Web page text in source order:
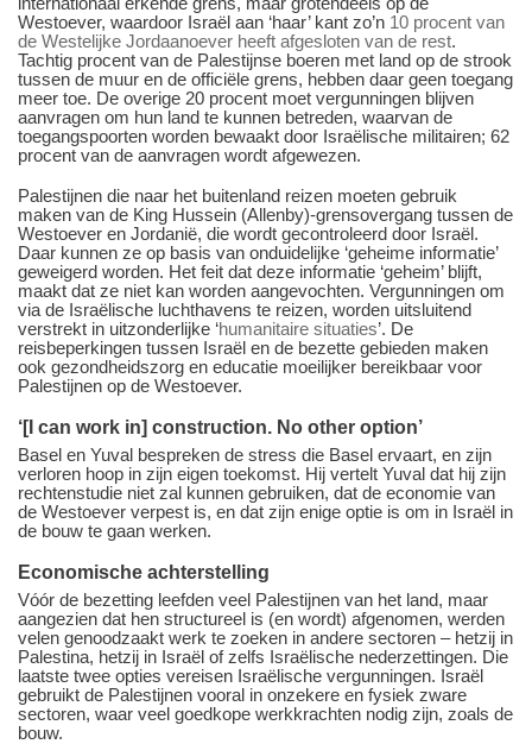
Westoever, waardoor Israël aan ‘haar’ kant zo’n 10 procent van
de Westelijke Jordaanoever heeft afgesloten van de rest.
Tachtig procent van de Palestijnse boeren met land op de strook
tussen de muur en de officiële grens, hebben daar geen toegang
meer toe. De overige 20 procent moet vergunningen blijven
aanvragen om hun land te kunnen betreden, waarvan de
toegangspoorten worden bewaakt door Israëlische militairen; 62
procent van de aanvragen wordt afgewezen.
Palestijnen die naar het buitenland reizen moeten gebruik
maken van de King Hussein (Allenby)-grensovergang tussen de
Westoever en Jordanië, die wordt gecontroleerd door Israël.
Daar kunnen ze op basis van onduidelijke ‘geheime informatie’
geweigerd worden. Het feit dat deze informatie ‘geheim’ blijft,
maakt dat ze niet kan worden aangevochten. Vergunningen om
via de Israëlische luchthavens te reizen, worden uitsluitend
verstrekt in uitzonderlijke ‘humanitaire situaties’. De
reisbeperkingen tussen Israël en de bezette gebieden maken
ook gezondheidszorg en educatie moeilijker bereikbaar voor
Palestijnen op de Westoever.
‘[I can work in] construction. No other option’
Basel en Yuval bespreken de stress die Basel ervaart, en zijn
verloren hoop in zijn eigen toekomst. Hij vertelt Yuval dat hij zijn
rechtenstudie niet zal kunnen gebruiken, dat de economie van
de Westoever verpest is, en dat zijn enige optie is om in Israël in
de bouw te gaan werken.
Economische achterstelling
Vóór de bezetting leefden veel Palestijnen van het land, maar
aangezien dat hen structureel is (en wordt) afgenomen, werden
velen genoodzaakt werk te zoeken in andere sectoren – hetzij in
Palestina, hetzij in Israël of zelfs Israëlische nederzettingen. Die
laatste twee opties vereisen Israëlische vergunningen. Israël
gebruikt de Palestijnen vooral in onzekere en fysiek zware
sectoren, waar veel goedkope werkkrachten nodig zijn, zoals de
bouw.